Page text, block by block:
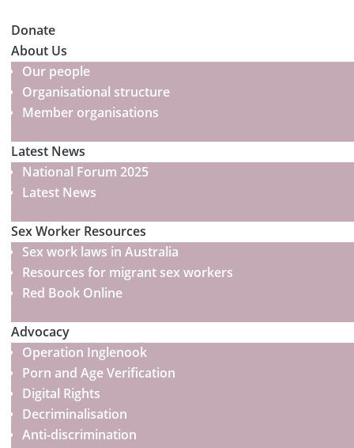
Donate
About Us
Our people
Organisational structure
Member organisations
Latest News
National Forum 2025
Latest News
Sex Worker Resources
Sex work laws in Australia
Resources for migrant sex workers
Red Book Online
Advocacy
Operation Inglenook
Porn and Age Verification
Digital Rights
Decriminalisation
Anti-discrimination